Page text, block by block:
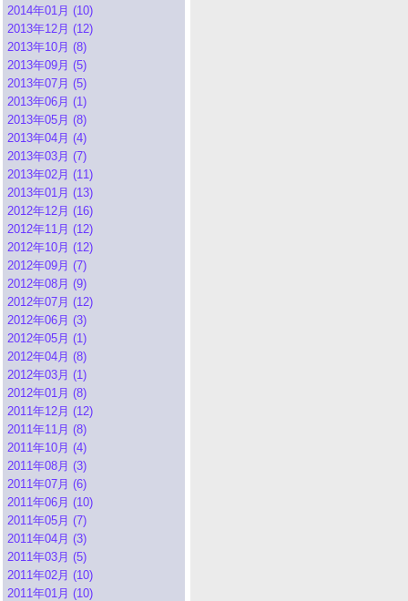
2014年01月 (10)
2013年12月 (12)
2013年10月 (8)
2013年09月 (5)
2013年07月 (5)
2013年06月 (1)
2013年05月 (8)
2013年04月 (4)
2013年03月 (7)
2013年02月 (11)
2013年01月 (13)
2012年12月 (16)
2012年11月 (12)
2012年10月 (12)
2012年09月 (7)
2012年08月 (9)
2012年07月 (12)
2012年06月 (3)
2012年05月 (1)
2012年04月 (8)
2012年03月 (1)
2012年01月 (8)
2011年12月 (12)
2011年11月 (8)
2011年10月 (4)
2011年08月 (3)
2011年07月 (6)
2011年06月 (10)
2011年05月 (7)
2011年04月 (3)
2011年03月 (5)
2011年02月 (10)
2011年01月 (10)